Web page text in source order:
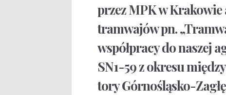
przez MPK w
tramwajów pn.
współpracy do naszej
SN1-59 z okresu
tory Górnośląsko-